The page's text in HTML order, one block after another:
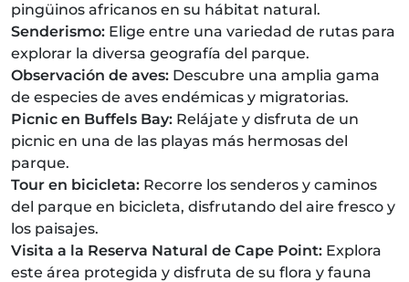
pingüinos africanos en su hábitat natural.
Senderismo: Elige entre una variedad de rutas para
explorar la diversa geografía del parque.
Observación de aves: Descubre una amplia gama
de especies de aves endémicas y migratorias.
Picnic en Buffels Bay: Relájate y disfruta de un
picnic en una de las playas más hermosas del
parque.
Tour en bicicleta: Recorre los senderos y caminos
del parque en bicicleta, disfrutando del aire fresco y
los paisajes.
Visita a la Reserva Natural de Cape Point: Explora
este área protegida y disfruta de su flora y fauna